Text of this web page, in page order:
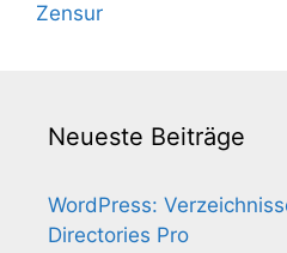
Zensur
Neueste Beiträge
WordPress:
Directories Pro